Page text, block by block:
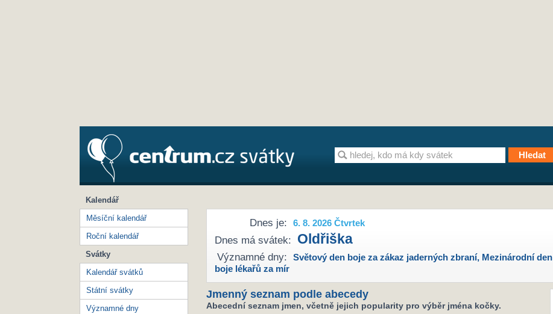
Dnes je: 6. 8. 2026 Čtvrtek
Dnes má svátek: Oldřiška
Významné dny: Světový den boje za zákaz jaderných zbraní, Mezinárodní den
boje lékařů za mír
Jmenný seznam podle abecedy
Abecední seznam jmen, včetně jejich popularity pro výběr jména kočky.
Kalendář
Měsíční kalendář
Roční kalendář
Svátky
Kalendář svátků
Státní svátky
Významné dny